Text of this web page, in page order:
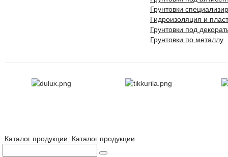
Грунтовки
Гидроизоляция и
Грунтовки под
Грунтовки по металлу
Каталог продукции Каталог продукции